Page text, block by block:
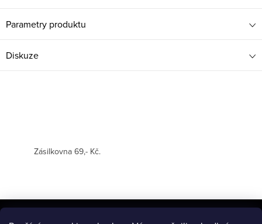
Parametry produktu
Diskuze
Zásilkovna 69,- Kč.
Z